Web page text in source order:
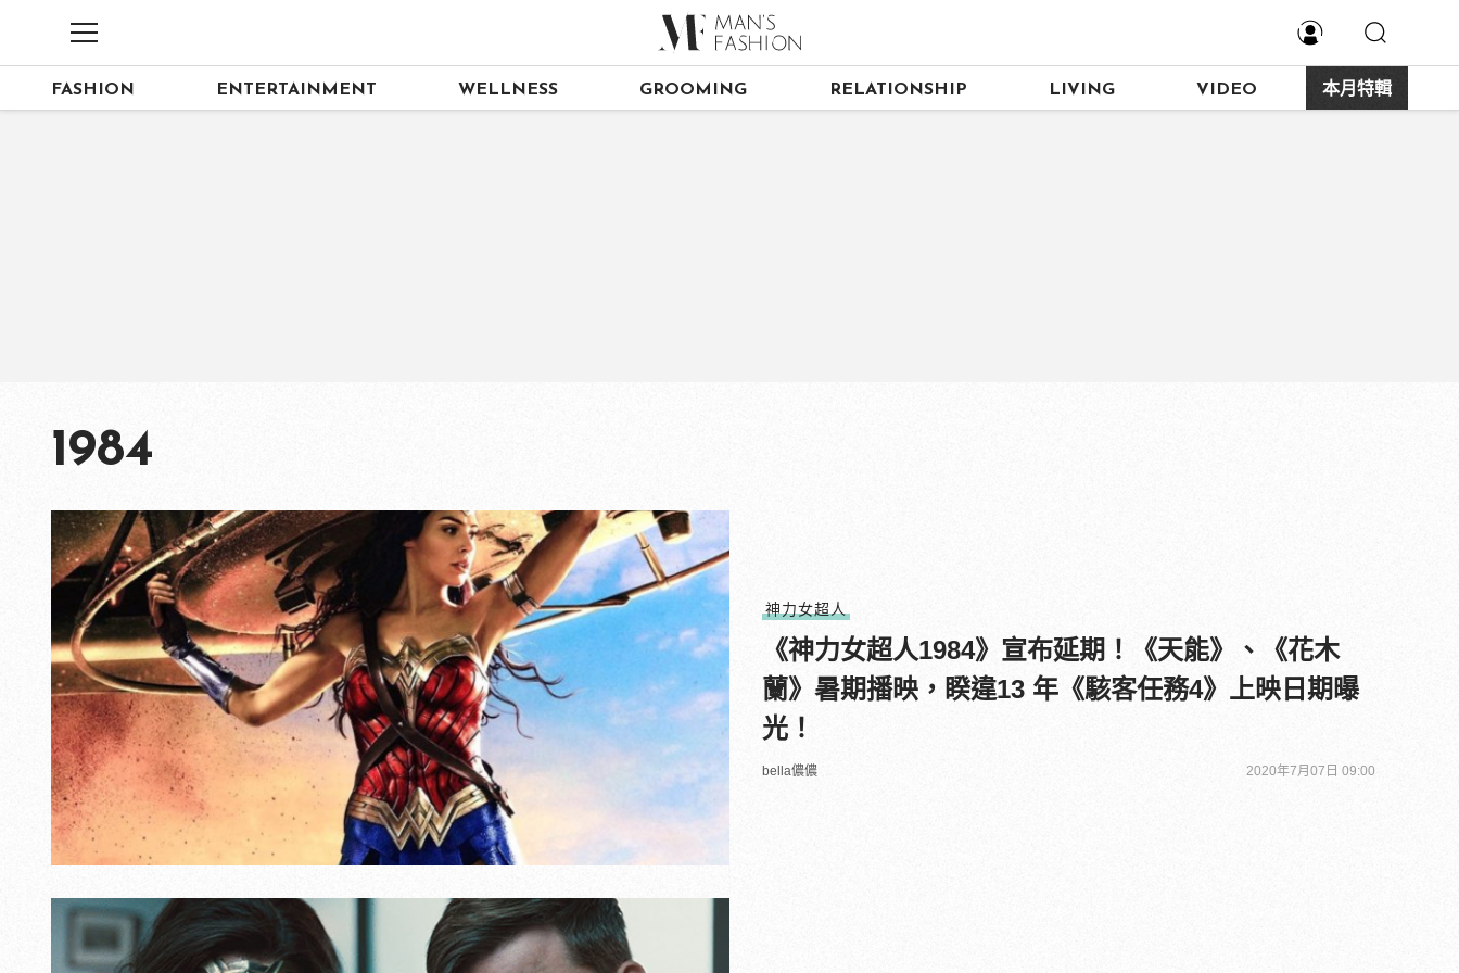
FASHION ENTERTAINMENT WELLNESS GROOMING RELATIONSHIP LIVING VIDEO 本月特輯
1984
神力女超人
《神力女超人1984》宣布延期！《天能》、《花木
蘭》暑期播映，睽違13 年《駭客任務4》上映日期曝
光！
bella儂儂 2020年7月07日 09:00